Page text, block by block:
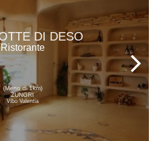
DI DESO
Ristorante
(Meno di 1km)
ZUNGRI
Vibo Valentia